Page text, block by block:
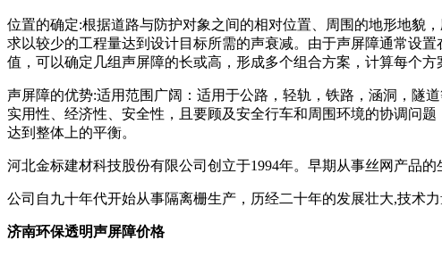
位置的确定:根据道路与防护对象之间的相对位置、周围的地形地貌
求以较少的工程量达到设计目标所需的声衰减。由于声屏障通常设
值，可以确定几组声屏障的长或高，形成多个组合方案，计算每个
声屏障的优势:适用范围广阔：适用于公路，轻轨，铁路，涵洞，隧
实用性、经济性、安全性，且要顾及安全行车和周围环境的协调问
达到整体上的平衡。
河北金标建材科技股份有限公司创立于1994年。早期从事丝网产品
公司自九十年代开始从事隔离栅生产，历经二十年的发展壮大,技术
济南环保透明声屏障价格